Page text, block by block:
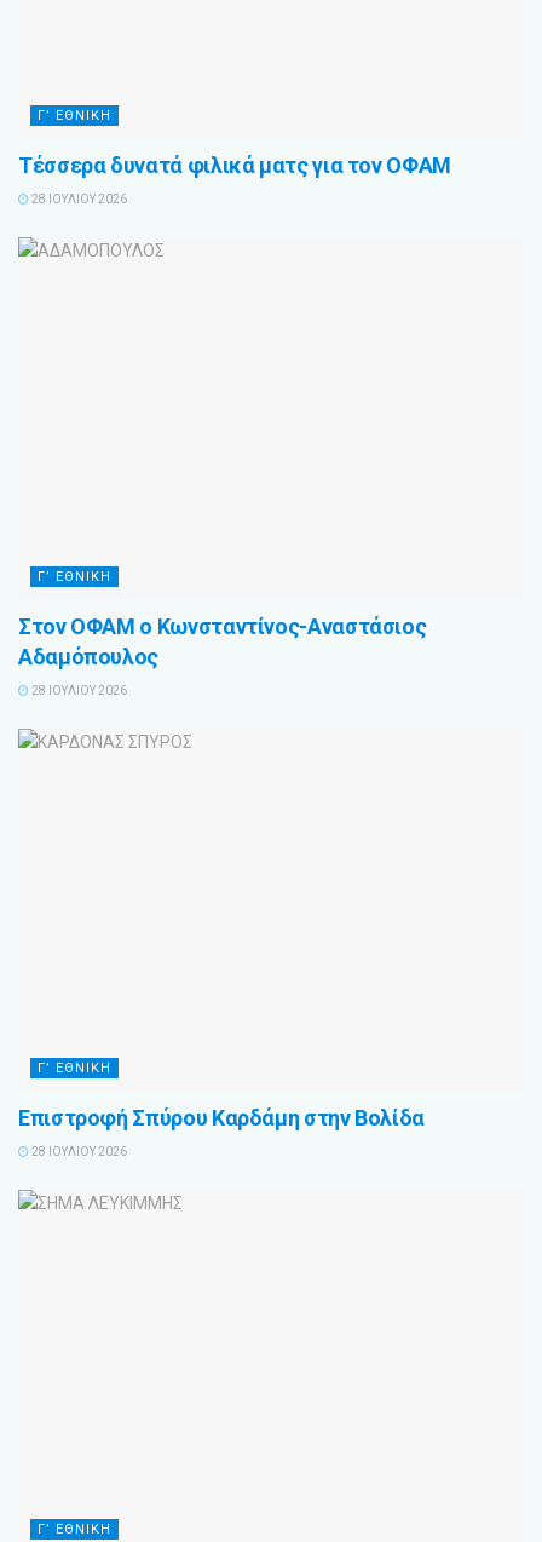
Γ’ ΕΘΝΙΚΗ
Τέσσερα δυνατά φιλικά ματς για τον ΟΦΑΜ
28 ΙΟΥΛΊΟΥ 2026
Γ’ ΕΘΝΙΚΗ
Στον ΟΦΑΜ ο Κωνσταντίνος-Αναστάσιος
Αδαμόπουλος
28 ΙΟΥΛΊΟΥ 2026
Γ’ ΕΘΝΙΚΗ
Επιστροφή Σπύρου Καρδάμη στην Βολίδα
28 ΙΟΥΛΊΟΥ 2026
Γ’ ΕΘΝΙΚΗ